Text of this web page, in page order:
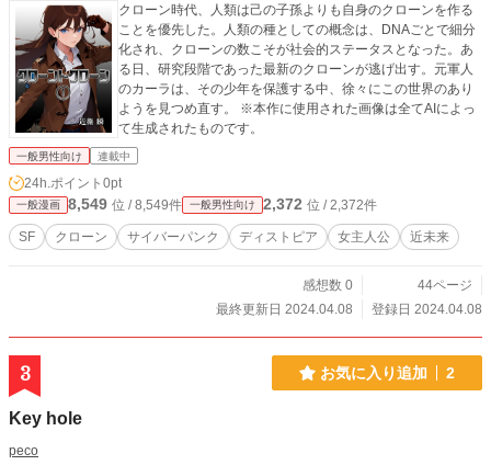
クローン時代、人類は己の子孫よりも自身のクローンを作る
ことを優先した。人類の種としての概念は、DNAごとで細分
化され、クローンの数こそが社会的ステータスとなった。あ
る日、研究段階であった最新のクローンが逃げ出す。元軍人
のカーラは、その少年を保護する中、徐々にこの世界のあり
ようを見つめ直す。 ※本作に使用された画像は全てAIによっ
て生成されたものです。
一般男性向け 連載中
24h.ポイント 0pt
一般漫画 8,549 位 / 8,549件 一般男性向け 2,372 位 / 2,372件
SF クローン サイバーパンク ディストピア 女主人公 近未来
感想数 0
44ページ
最終更新日 2024.04.08
登録日 2024.04.08
3 お気に入り追加 2
Key hole
peco